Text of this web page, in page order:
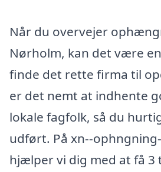
Når du overvejer
Nørholm, kan det være
finde det rette firma til
er det nemt at indhente
lokale fagfolk, så du
udført. På xn--
hjælper vi dig med at få 3